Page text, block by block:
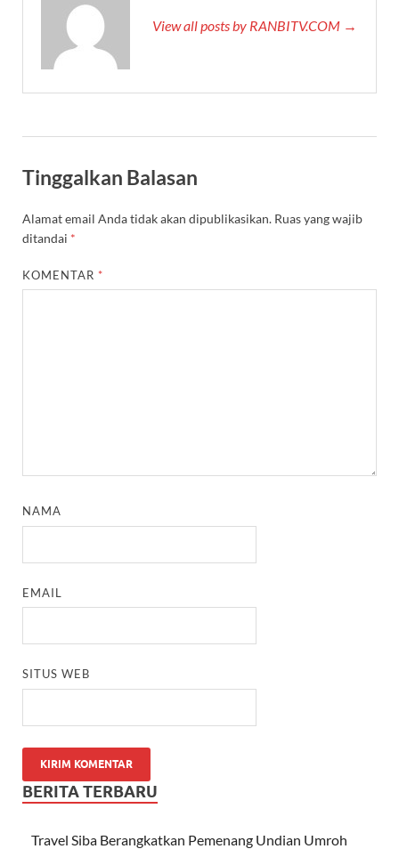
View all posts by RANBITV.COM →
Tinggalkan Balasan
Alamat email Anda tidak akan dipublikasikan. Ruas yang wajib
ditandai *
KOMENTAR *
NAMA
EMAIL
SITUS WEB
BERITA TERBARU
Travel Siba Berangkatkan Pemenang Undian Umroh